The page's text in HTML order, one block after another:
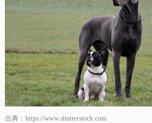
出典：https://www.shutterstock.com